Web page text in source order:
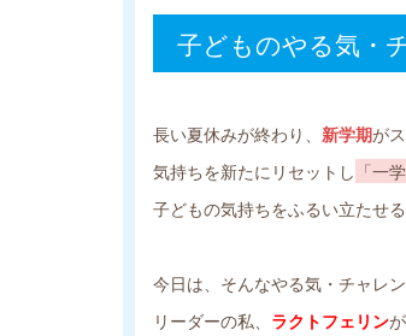
子どものやる気・
長い夏休みが終わり、 新学期が
気持ちを新たにリセットし 「一
子どもの気持ちをふるい立たせ
今日は、そんなやる気・チャレ
リーダーの私、 ラクトフェリン